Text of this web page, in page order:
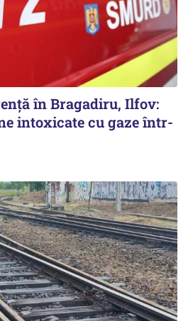
în Bragadiru, Ilfov:
intoxicate cu gaze într-